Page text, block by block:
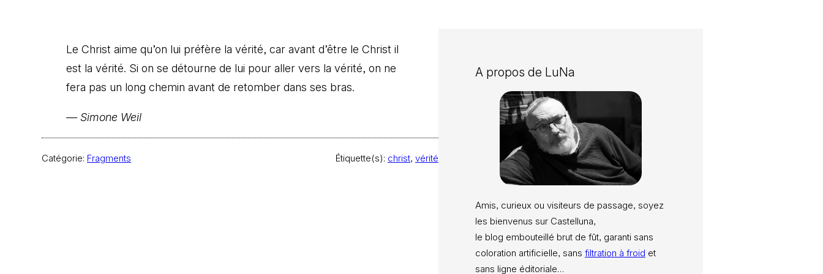
Le Christ aime qu’on lui préfère la vérité, car avant d’être le Christ il
est la vérité. Si on se détourne de lui pour aller vers la vérité, on ne
fera pas un long chemin avant de retomber dans ses bras.
— Simone Weil
Catégorie: Fragments Étiquette(s): christ, vérité
A propos de LuNa
Amis, curieux ou visiteurs de passage, soyez
les bienvenus sur Castelluna,
le blog embouteillé brut de fût, garanti sans
coloration artificielle, sans filtration à froid et
sans ligne éditoriale…